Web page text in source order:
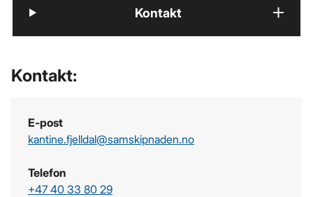
Kontakt
Kontakt:
E-post
kantine.fjelldal­@samskipnaden.no
Telefon
+47 40 33 80 29